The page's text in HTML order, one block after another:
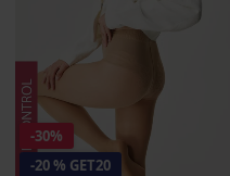
-30%
-20 % GET20